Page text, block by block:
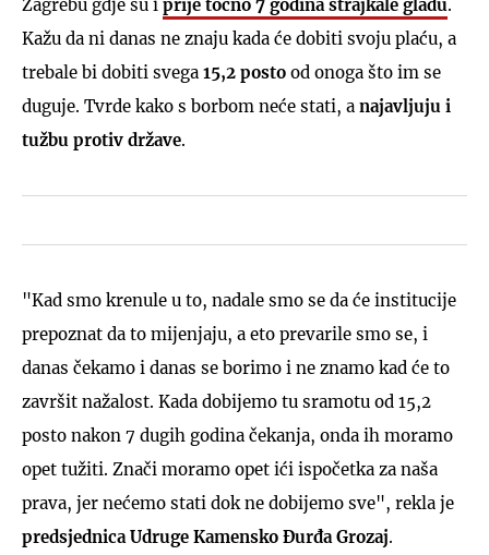
Zagrebu gdje su i prije točno 7 godina štrajkale gladu.
Kažu da ni danas ne znaju kada će dobiti svoju plaću, a
trebale bi dobiti svega 15,2 posto od onoga što im se
duguje. Tvrde kako s borbom neće stati, a najavljuju i
tužbu protiv države.
"Kad smo krenule u to, nadale smo se da će institucije
prepoznat da to mijenjaju, a eto prevarile smo se, i
danas čekamo i danas se borimo i ne znamo kad će to
završit nažalost. Kada dobijemo tu sramotu od 15,2
posto nakon 7 dugih godina čekanja, onda ih moramo
opet tužiti. Znači moramo opet ići ispočetka za naša
prava, jer nećemo stati dok ne dobijemo sve", rekla je
predsjednica Udruge Kamensko Đurđa Grozaj.